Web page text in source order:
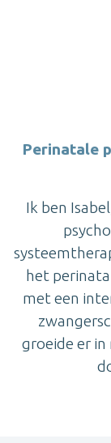
Perinatale
Ik ben
het
met een
groeide er in